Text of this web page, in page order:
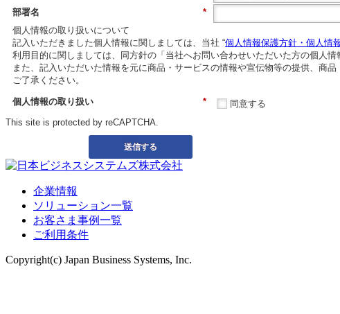
*
部署名
個人情報の取り扱いについて
記入いただきました個人情報に関しましては、当社 “個人情報保護方針・個人情
利用目的に関しましては、同方針の「当社へお問い合わせいただいた方の個人情
また、記入いただいた情報を元に商品・サービスの情報や宣伝物等の提供、商
ご了承ください。
*
個人情報の取り扱い
同意する
This site is protected by reCAPTCHA.
送信する
企業情報
ソリューション一覧
お客さま事例一覧
ご利用条件
Copyright(c) Japan Business Systems, Inc.